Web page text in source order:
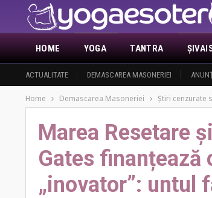
HOME
ACTUALITATE DEMASCAREA MASONERIEI
YOGA TANTRA
Home Demascarea Masoneriei Ştiri cenzurate
Marea Resetare
Gates finanțează
„inovator”: untul